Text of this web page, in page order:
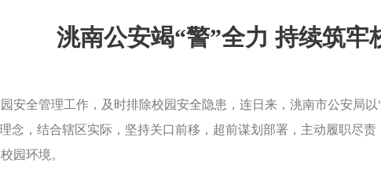
洮南公安竭“警”全力 持续筑牢
全管理工作，及时排除校园安全隐患，连日来，洮南市公安局以
念，结合辖区实际，坚持关口前移，超前谋划部署，主动履职尽
园环境。